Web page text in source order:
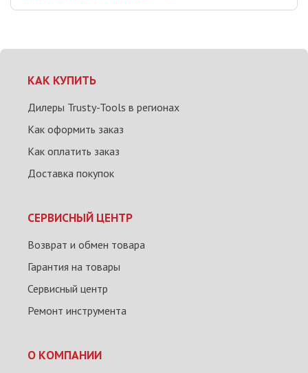
КАК КУПИТЬ
Дилеры Trusty-Tools в регионах
Как оформить заказ
Как оплатить заказ
Доставка покупок
СЕРВИСНЫЙ ЦЕНТР
Возврат и обмен товара
Гарантия на товары
Сервисный центр
Ремонт инструмента
О КОМПАНИИ